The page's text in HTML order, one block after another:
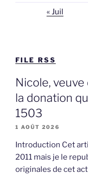
« Juil
FILE RSS
Nicole,
la donation
1503
1 AOÛT 2026
Introduction Cet
2011 mais je le
originales de cet